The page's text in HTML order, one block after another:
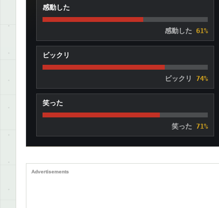
感動した
感動した 61%
ビックリ
ビックリ 74%
笑った
笑った 71%
Advertisements